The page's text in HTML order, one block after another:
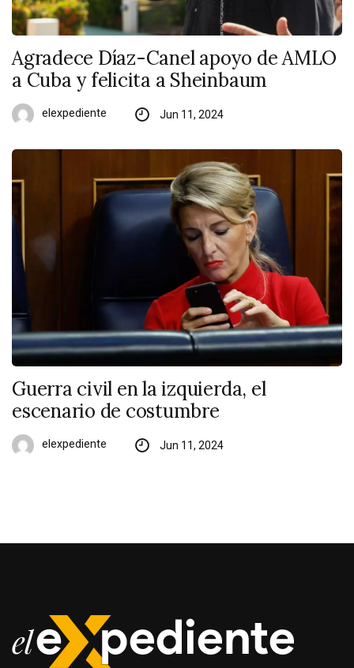
Agradece Díaz-Canel apoyo de AMLO
a Cuba y felicita a Sheinbaum
elexpediente Jun 11, 2024
Guerra civil en la izquierda, el
escenario de costumbre
elexpediente Jun 11, 2024